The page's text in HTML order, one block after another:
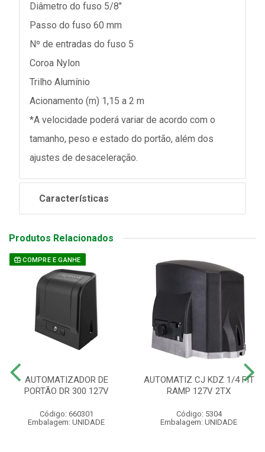
Diâmetro do fuso 5/8"
Passo do fuso 60 mm
Nº de entradas do fuso 5
Coroa Nylon
Trilho Alumínio
Acionamento (m) 1,15 a 2 m
*A velocidade poderá variar de acordo com o
tamanho, peso e estado do portão, além dos
ajustes de desaceleração.
Características
Produtos Relacionados
COMPRE E GANHE
AUTOMATIZADOR DE
PORTÃO DR 300 127V
Código: 660301
Embalagem: UNIDADE
AUTOMATIZ CJ KDZ 1/4 FIT
RAMP 127V 2TX
Código: 5304
Embalagem: UNIDADE